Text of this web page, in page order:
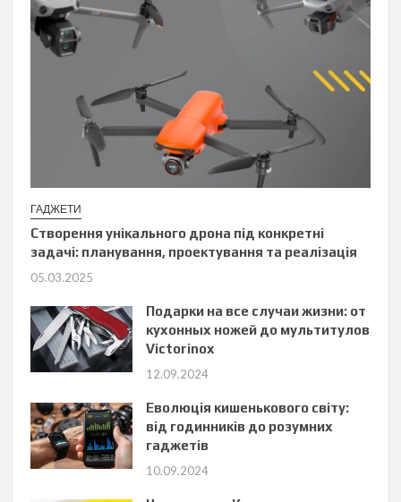
ГАДЖЕТИ
Створення унікального дрона під конкретні
задачі: планування, проектування та реалізація
05.03.2025
Подарки на все случаи жизни: от
кухонных ножей до мультитулов
Victorinox
12.09.2024
Еволюція кишенькового світу:
від годинників до розумних
гаджетів
10.09.2024